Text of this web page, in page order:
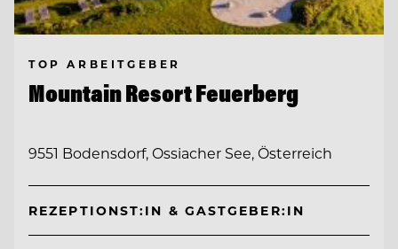
TOP ARBEITGEBER
Mountain Resort Feuerberg
9551 Bodensdorf, Ossiacher See, Österreich
REZEPTIONST:IN & GASTGEBER:IN